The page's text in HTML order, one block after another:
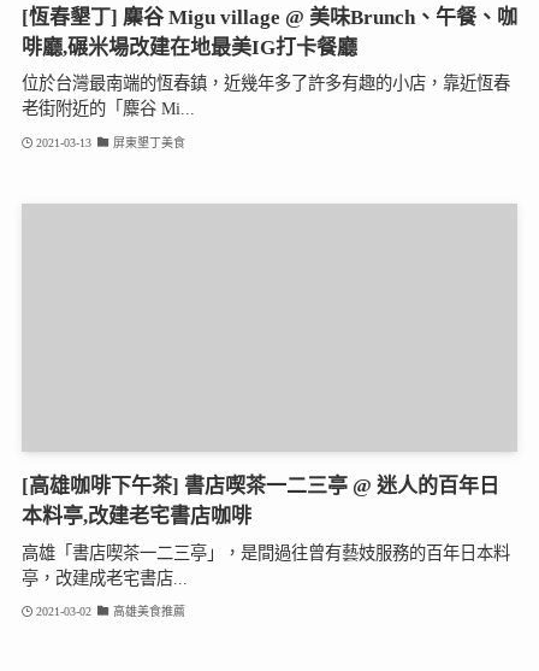
[恆春墾丁] 麋谷 Migu village @ 美味Brunch、午餐、咖
啡廳,碾米場改建在地最美IG打卡餐廳
位於台灣最南端的恆春鎮，近幾年多了許多有趣的小店，靠近恆春
老街附近的「麋谷 Mi...
2021-03-13 屏東墾丁美食
[高雄咖啡下午茶] 書店喫茶一二三亭 @ 迷人的百年日
本料亭,改建老宅書店咖啡
高雄「書店喫茶一二三亭」，是間過往曾有藝妓服務的百年日本料
亭，改建成老宅書店...
2021-03-02 高雄美食推薦